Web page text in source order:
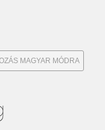
MAGYAR MÓDRA